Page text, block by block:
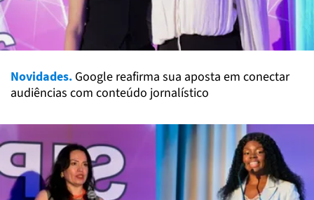
Novidades. Google reafirma sua aposta em conectar
audiências com conteúdo jornalístico